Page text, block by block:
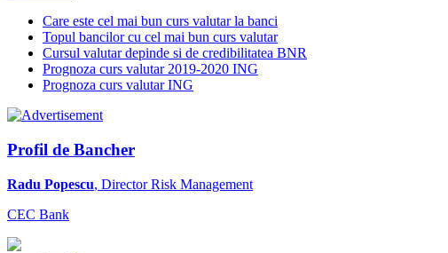
Care este cel mai bun curs valutar la banci
Topul bancilor cu cel mai bun curs valutar
Cursul valutar depinde si de credibilitatea BNR
Prognoza curs valutar 2019-2020 ING
Prognoza curs valutar ING
Profil de Bancher
Radu Popescu, Director Risk Management
CEC Bank